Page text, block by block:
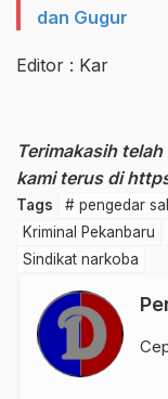
dan Gugur
Editor : Kar
Terimakasih
kami terus di
Tags # pengedar
Kriminal Pekanbaru
Sindikat narkoba